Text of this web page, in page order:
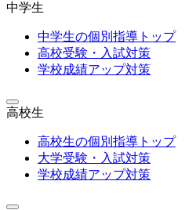
中学生
中学生の個別指導トップ
高校受験・入試対策
学校成績アップ対策
高校生
高校生の個別指導トップ
大学受験・入試対策
学校成績アップ対策